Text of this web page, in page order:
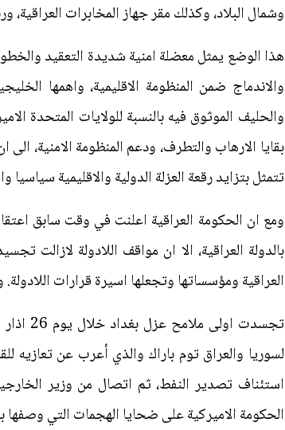
وشمال البلاد، وكذلك مقر جهاز المخابرات
هذا الوضع يمثل معضلة امنية شديدة التعقيد
والاندماج ضمن المنظومة الاقليمية، واهمها
والحليف الموثوق فيه بالنسبة للولايات المتحدة
بقايا الارهاب والتطرف، ودعم المنظومة الامنية،
تتمثل بتزايد رقعة العزلة الدولية والاقليمية سياسيا
ومع ان الحكومة العراقية اعلنت في وقت سابق
بالدولة العراقية، الا ان مواقف اللادولة لازالت
العراقية ومؤسساتها وتجعلها اسيرة قرارات
لسوريا والعراق توم باراك والذي أعرب عن تعازيه
استئناف تصدير النفط، ثم اتصال من وزير
الحكومة الاميركية على ضحايا الهجمات التي وصفها